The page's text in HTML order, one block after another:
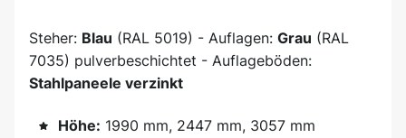
Steher: Blau (RAL 5019) - Auflagen: Grau (RAL
7035) pulverbeschichtet - Auflageböden:
Stahlpaneele verzinkt
Höhe: 1990 mm, 2447 mm, 3057 mm